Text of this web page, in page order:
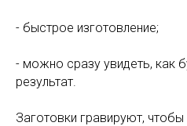
- быстрое изготовление;
- можно сразу увидеть, как
результат.
Заготовки гравируют, чтобы